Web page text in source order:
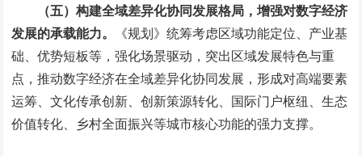
（五）构建全域差异化协同发展格局，增强对数字经济
发展的承载能力。
《规划》统筹考虑区域功能定位、产业基
础、优势短板等，强化场景驱动，突出区域发展特色与重
点，推动数字经济在全域差异化协同发展，形成对高端要素
运筹、文化传承创新、创新策源转化、国际门户枢纽、生态
价值转化、乡村全面振兴等城市核心功能的强力支撑。